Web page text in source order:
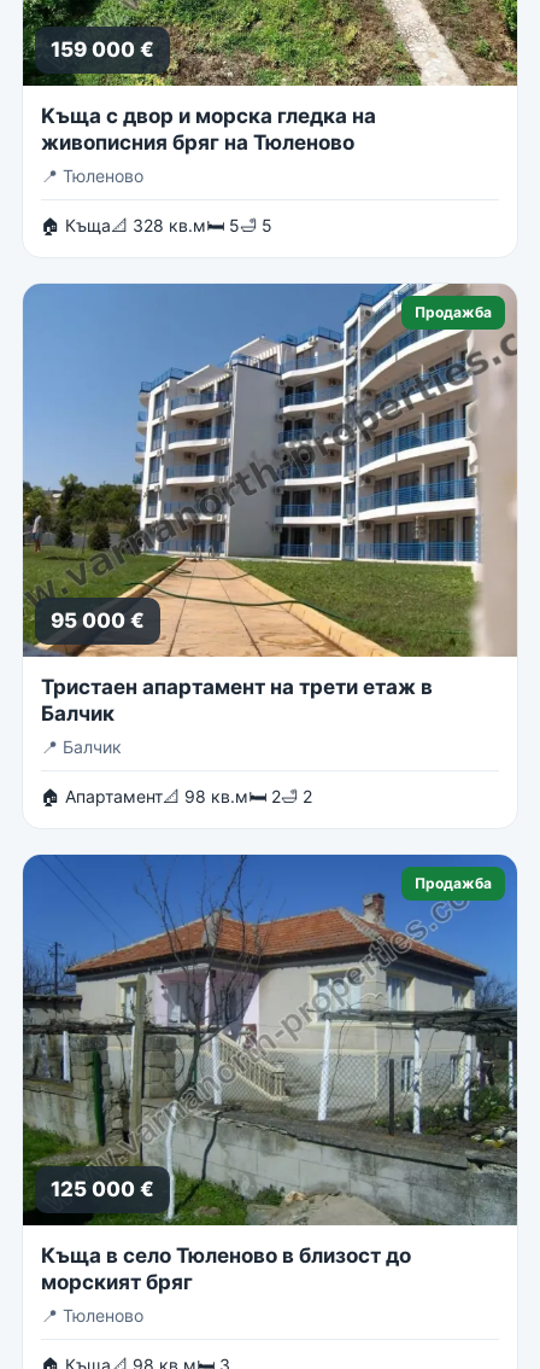
159 000 €
Kъща с двор и морска гледка на
живописния бряг на Тюленово
📍 Тюленово
🏠 Къща📐 328 кв.м🛏 5🛁 5
Продажба
95 000 €
Тристаен апартамент на трети етаж в
Балчик
📍 Балчик
🏠 Апартамент📐 98 кв.м🛏 2🛁 2
Продажба
125 000 €
Къща в село Тюленово в близост до
морският бряг
📍 Тюленово